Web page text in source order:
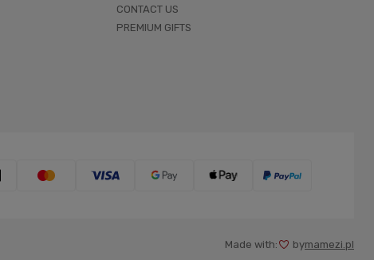
CONTACT US
PREMIUM GIFTS
Made with: bymamezi.pl